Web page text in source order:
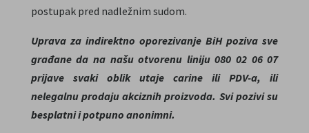
postupak pred nadležnim sudom.
Uprava za indirektno oporezivanje BiH poziva sve
građane da na našu otvorenu liniju 080 02 06 07
prijave svaki oblik utaje carine ili PDV-a, ili
nelegalnu prodaju akciznih proizvoda. Svi pozivi su
besplatni i potpuno anonimni.